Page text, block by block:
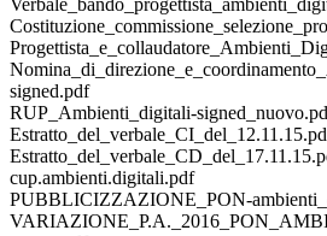
signed.pdf
RUP_Ambienti_digitali-
cup.ambienti.digitali.pdf
PUBBLICIZZAZIONE_PON-